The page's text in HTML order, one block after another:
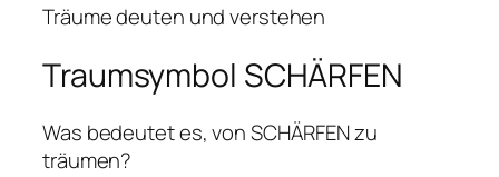
Träume deuten und verstehen
Traumsymbol SCHÄRFEN
Was bedeutet es, von SCHÄRFEN zu
träumen?